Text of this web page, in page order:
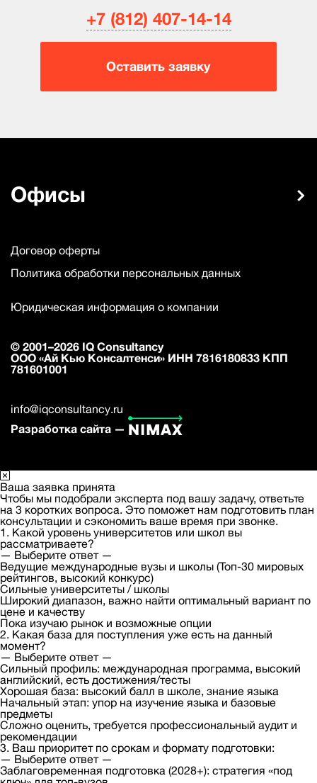
+7 (812) 407-14-14
Оставить заявку
Офисы
Договор оферты
Политика обработки персональных данных
Юридическая информация о компании
© 2001–2026 IQ Consultancy
ООО «Ай Кью Консалтенси» ИНН 7816180833 КПП
781601001
info@iqconsultancy.ru
Разработка сайта —
Ваша заявка принята
Чтобы мы подобрали эксперта под вашу задачу, ответьте
на 3 коротких вопроса. Это поможет нам подготовить план
консультации и сэкономить ваше время при звонке.
1. Какой уровень университетов или школ вы
рассматриваете?
— Выберите ответ —
Ведущие международные вузы и школы (Топ-30 мировых
рейтингов, высокий конкурс)
Сильные университеты / школы
Широкий диапазон, важно найти оптимальный вариант по
цене и качеству
Пока изучаю рынок и возможные опции
2. Какая база для поступления уже есть на данный
момент?
— Выберите ответ —
Сильный профиль: международная программа, высокий
английский, есть достижения/тесты
Хорошая база: высокий балл в школе, знание языка
Начальный этап: упор на изучение языка и базовые
предметы
Сложно оценить, требуется профессиональный аудит и
рекомендации
3. Ваш приоритет по срокам и формату подготовки:
— Выберите ответ —
Заблаговременная подготовка (2028+): стратегия «под